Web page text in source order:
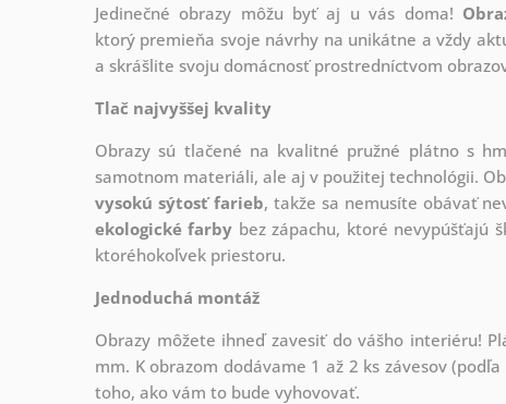
Jedinečné obrazy môžu byť aj u vás doma!
ktorý premieňa svoje návrhy na unikátne a vždy
a skrášlite svoju domácnosť prostredníctvom
Tlač najvyššej kvality
Obrazy sú tlačené na kvalitné pružné plátno s
samotnom materiáli, ale aj v použitej technológii.
vysokú sýtosť farieb, takže sa nemusíte obávať
ekologické farby bez zápachu, ktoré nevypúšťajú
ktoréhokoľvek priestoru.
Jednoduchá montáž
Obrazy môžete ihneď zavesiť do vášho interiéru!
mm. K obrazom dodávame 1 až 2 ks závesov
toho, ako vám to bude vyhovovať.